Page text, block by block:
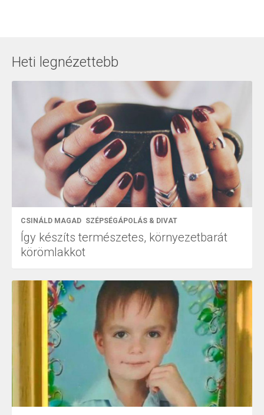
Heti legnézettebb
CSINÁLD MAGAD SZÉPSÉGÁPOLÁS & DIVAT
Így készíts természetes, környezetbarát
körömlakkot